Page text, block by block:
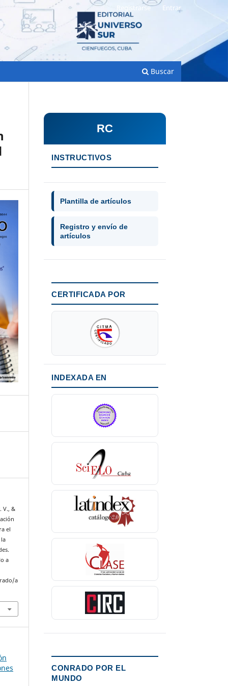
Buscar
Registrarse Entrar
V., &
el
a
a
RC
INSTRUCTIVOS
Plantilla de artículos
Registro y envío de
artículos
CERTIFICADA POR
INDEXADA EN
CONRADO POR EL
MUNDO